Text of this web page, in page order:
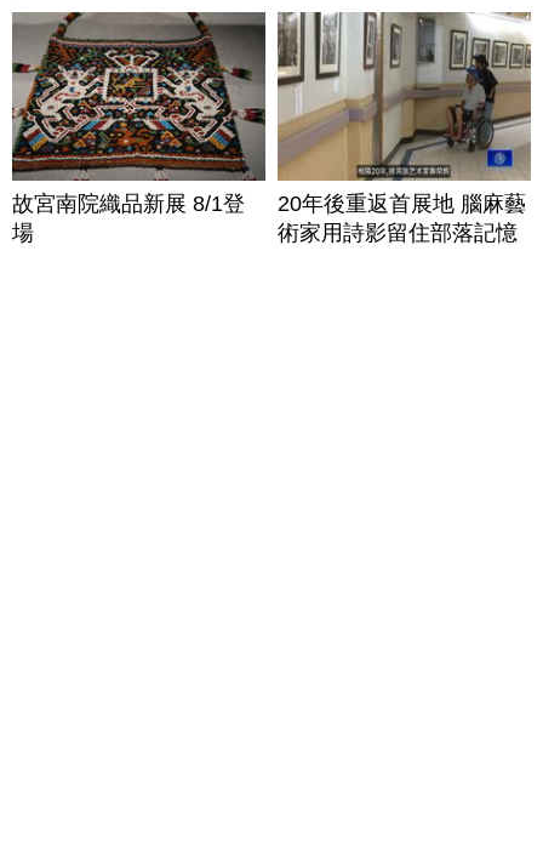
故宮南院織品新展 8/1登
場
20年後重返首展地 腦麻藝
術家用詩影留住部落記憶